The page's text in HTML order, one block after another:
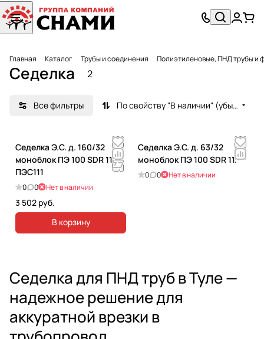
Главная Каталог Трубы и соединения Полиэтиленовые, ПНД трубы и
Седелка 2
Все фильтры По свойству "В наличии" (убывание)
Седелка Э.С. д. 160/32
моноблок ПЭ 100 SDR 11.
ПЭС111
0 0 Нет в наличии
3 502 руб.
В корзину
Седелка Э.С. д. 63/32
моноблок ПЭ 100 SDR 11.
0 0 Нет в наличии
Седелка для ПНД труб в Туле —
надежное решение для
аккуратной врезки в